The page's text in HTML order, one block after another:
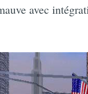
avec